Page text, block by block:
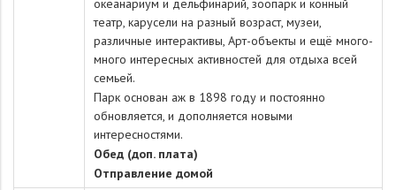
океанариум и дельфинарий, зоопарк и конный
театр, карусели на разный возраст, музеи,
различные интерактивы, Арт-объекты и ещё много-
много интересных активностей для отдыха всей
семьей.
Парк основан аж в 1898 году и постоянно
обновляется, и дополняется новыми
интересностями.
Обед (доп. плата)
Отправление домой